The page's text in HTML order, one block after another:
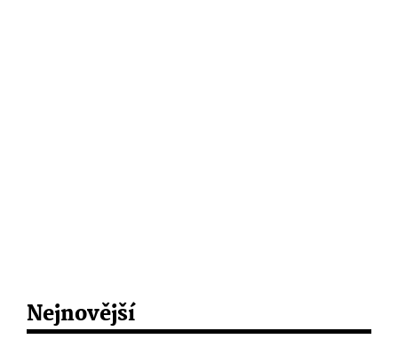
Nejnovější